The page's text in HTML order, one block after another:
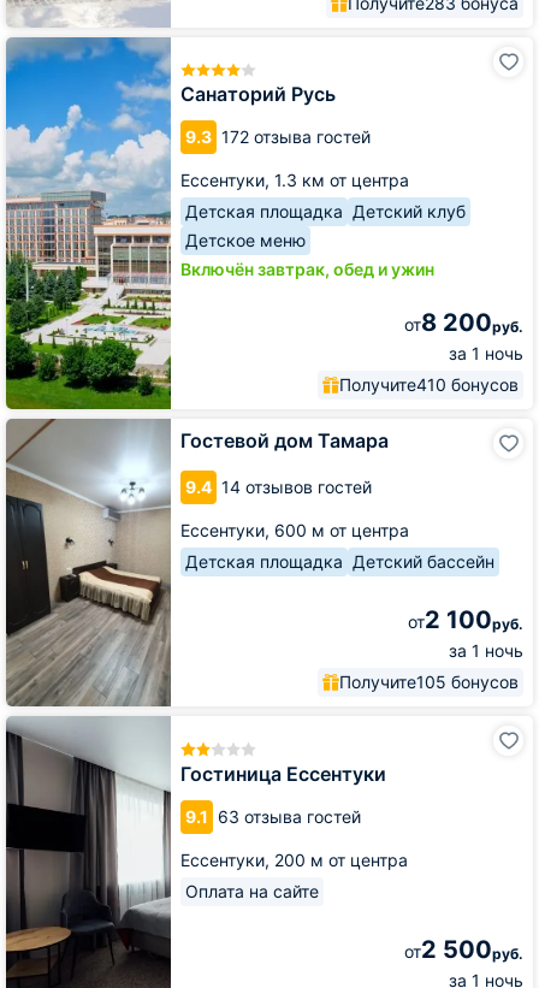
Санаторий Русь
9.3 172 отзыва гостей
Ессентуки, 1.3 км от центра
Детская площадка Детский клуб
Детское меню
Включён завтрак, обед и ужин
от8 200руб.
за 1 ночь
Получите410 бонусов
Санаторий
Русь
Гостевой дом Тамара
9.4 14 отзывов гостей
Ессентуки, 600 м от центра
Детская площадка Детский бассейн
от2 100руб.
за 1 ночь
Получите105 бонусов
Гостевой
дом
Тамара
Гостиница Ессентуки
9.1 63 отзыва гостей
Ессентуки, 200 м от центра
Оплата на сайте
от2 500руб.
за 1 ночь
Гостиница
Ессентуки